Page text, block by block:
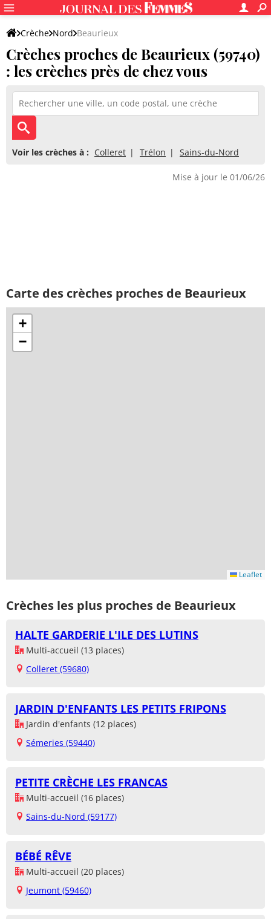
Crèche Nord Beaurieux
Crèches proches de Beaurieux (59740)
: les crèches près de chez vous
Voir les crèches à : Colleret Trélon Sains-du-Nord
Mise à jour le 01/06/26
Carte des crèches proches de Beaurieux
+
−
Leaflet
Crèches les plus proches de Beaurieux
HALTE GARDERIE L'ILE DES LUTINS
Multi-accueil (13 places)
Colleret (59680)
JARDIN D'ENFANTS LES PETITS FRIPONS
Jardin d'enfants (12 places)
Sémeries (59440)
PETITE CRÈCHE LES FRANCAS
Multi-accueil (16 places)
Sains-du-Nord (59177)
BÉBÉ RÊVE
Multi-accueil (20 places)
Jeumont (59460)